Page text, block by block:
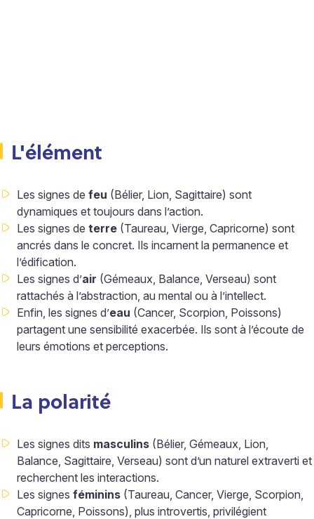
L'élément
Les signes de feu (Bélier, Lion, Sagittaire) sont
dynamiques et toujours dans l’action.
Les signes de terre (Taureau, Vierge, Capricorne) sont
ancrés dans le concret. Ils incarnent la permanence et
l’édification.
Les signes d’air (Gémeaux, Balance, Verseau) sont
rattachés à l’abstraction, au mental ou à l’intellect.
Enfin, les signes d’eau (Cancer, Scorpion, Poissons)
partagent une sensibilité exacerbée. Ils sont à l’écoute de
leurs émotions et perceptions.
La polarité
Les signes dits masculins (Bélier, Gémeaux, Lion,
Balance, Sagittaire, Verseau) sont d’un naturel extraverti et
recherchent les interactions.
Les signes féminins (Taureau, Cancer, Vierge, Scorpion,
Capricorne, Poissons), plus introvertis, privilégient